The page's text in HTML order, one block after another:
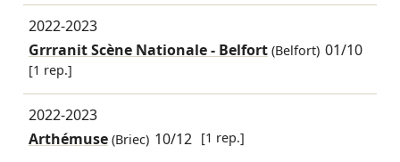
2022-2023
Grrranit Scène Nationale - Belfort(Belfort) 01/10
[1 rep.]
2022-2023
Arthémuse(Briec) 10/12 [1 rep.]